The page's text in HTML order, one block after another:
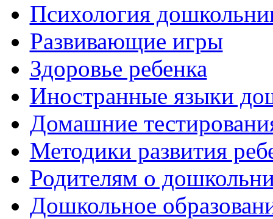
Психология
Развивающие игры
Здоровье ребенка
Иностранные языки
Домашние
Методики развития
Родителям о
Дошкольное